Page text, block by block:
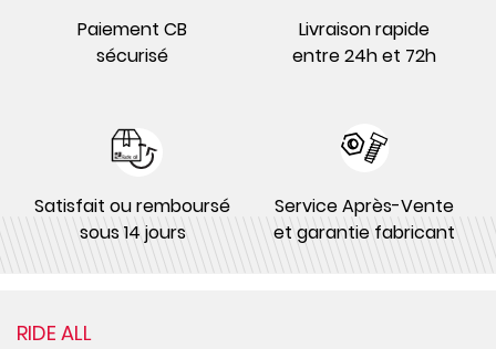
Paiement CB
sécurisé
Livraison rapide
entre 24h et 72h
Satisfait ou remboursé
sous 14 jours
Service Après-Vente
et garantie fabricant
RIDE ALL